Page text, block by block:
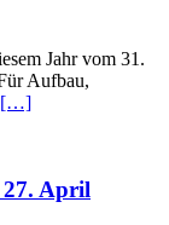
Jahr vom 31.
Aufbau,
[…]
27. April